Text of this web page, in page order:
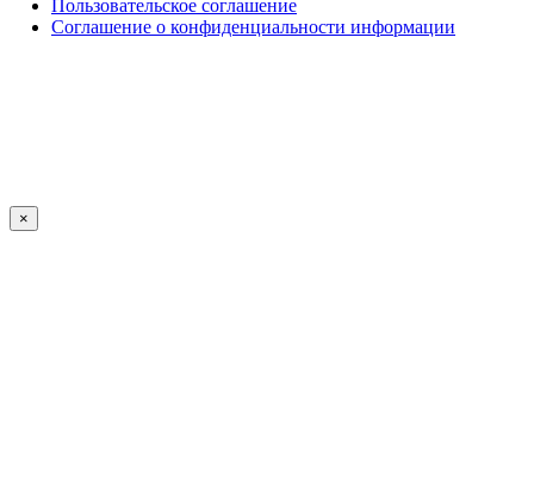
Пользовательское соглашение
Соглашение о конфиденциальности информации
×